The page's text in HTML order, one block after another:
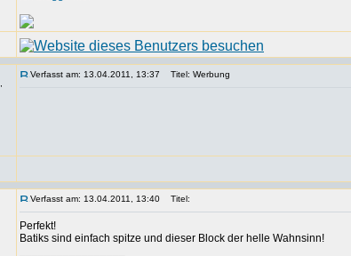
Verfasst am: 13.04.2011, 13:37 Titel: Werbung
Verfasst am: 13.04.2011, 13:40 Titel:
Perfekt!
Batiks sind einfach spitze und dieser Block der helle Wahnsinn!